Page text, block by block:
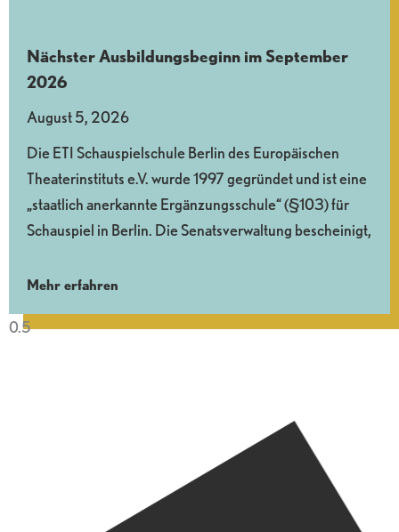
Nächster Ausbildungsbeginn im September
2026
August 5, 2026
Die ETI Schauspielschule Berlin des Europäischen
Theaterinstituts e.V. wurde 1997 gegründet und ist eine
„staatlich anerkannte Ergänzungsschule“ (§103) für
Schauspiel in Berlin. Die Senatsverwaltung bescheinigt,
Mehr erfahren